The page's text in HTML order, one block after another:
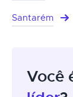
Santarém
Você